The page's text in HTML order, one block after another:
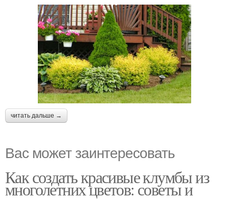
читать дальше →
Вас может заинтересовать
Как создать красивые клумбы из
многолетних цветов: советы и